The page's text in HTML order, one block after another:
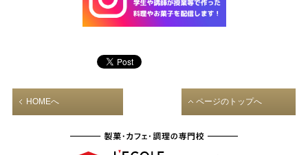
HOMEへ ページのトップへ